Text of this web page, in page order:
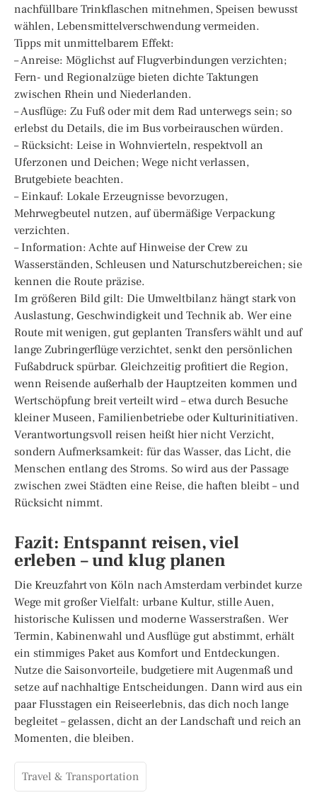
nachfüllbare Trinkflaschen mitnehmen, Speisen bewusst
wählen, Lebensmittelverschwendung vermeiden.
Tipps mit unmittelbarem Effekt:
– Anreise: Möglichst auf Flugverbindungen verzichten;
Fern- und Regionalzüge bieten dichte Taktungen
zwischen Rhein und Niederlanden.
– Ausflüge: Zu Fuß oder mit dem Rad unterwegs sein; so
erlebst du Details, die im Bus vorbeirauschen würden.
– Rücksicht: Leise in Wohnvierteln, respektvoll an
Uferzonen und Deichen; Wege nicht verlassen,
Brutgebiete beachten.
– Einkauf: Lokale Erzeugnisse bevorzugen,
Mehrwegbeutel nutzen, auf übermäßige Verpackung
verzichten.
– Information: Achte auf Hinweise der Crew zu
Wasserständen, Schleusen und Naturschutzbereichen; sie
kennen die Route präzise.
Im größeren Bild gilt: Die Umweltbilanz hängt stark von
Auslastung, Geschwindigkeit und Technik ab. Wer eine
Route mit wenigen, gut geplanten Transfers wählt und auf
lange Zubringerflüge verzichtet, senkt den persönlichen
Fußabdruck spürbar. Gleichzeitig profitiert die Region,
wenn Reisende außerhalb der Hauptzeiten kommen und
Wertschöpfung breit verteilt wird – etwa durch Besuche
kleiner Museen, Familienbetriebe oder Kulturinitiativen.
Verantwortungsvoll reisen heißt hier nicht Verzicht,
sondern Aufmerksamkeit: für das Wasser, das Licht, die
Menschen entlang des Stroms. So wird aus der Passage
zwischen zwei Städten eine Reise, die haften bleibt – und
Rücksicht nimmt.
Fazit: Entspannt reisen, viel
erleben – und klug planen
Die Kreuzfahrt von Köln nach Amsterdam verbindet kurze
Wege mit großer Vielfalt: urbane Kultur, stille Auen,
historische Kulissen und moderne Wasserstraßen. Wer
Termin, Kabinenwahl und Ausflüge gut abstimmt, erhält
ein stimmiges Paket aus Komfort und Entdeckungen.
Nutze die Saisonvorteile, budgetiere mit Augenmaß und
setze auf nachhaltige Entscheidungen. Dann wird aus ein
paar Flusstagen ein Reiseerlebnis, das dich noch lange
begleitet – gelassen, dicht an der Landschaft und reich an
Momenten, die bleiben.
Travel & Transportation